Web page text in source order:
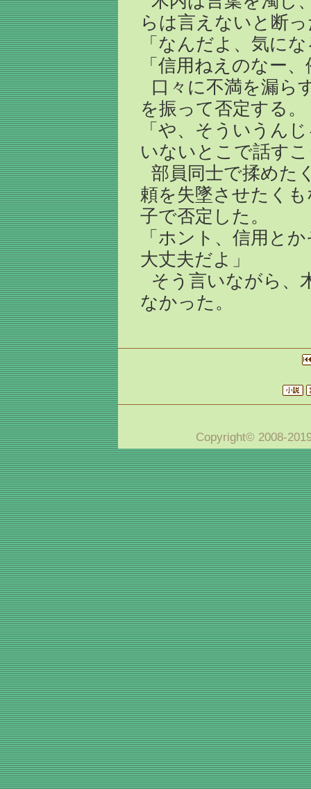
らは言えないと断
「なんだよ、気に
「信用ねえのなー
口々に不満を漏ら
を振って否定する。
「や、そういうん
いないとこで話す
部員同士で揉めた
頼を失墜させたく
子で否定した。
「ホント、信用と
大丈夫だよ」
そう言いながら、
なかった。
Copyright© 2008-